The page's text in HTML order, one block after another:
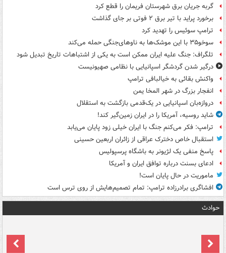
گربه جریان برق شهرستان فریمان را قطع کرد
برخورد پراید با تیر برق ۲ فوتی بر جای گذاشت
ترامپ سوئیس را تهدید کرد
سوخو۳۵ با این موشک‌ها به ناوهای‌جنگی حمله می‌کند
تلگراف: جنگ علیه ایران ممکن است به یکی از اشتباهات تاریخ تبدیل شود
درگیر شدن گردشگر اسپانیایی با نظامی صهیونیست
واکنش بقائی به خیالبافی ترامپ
انفجار بزرگ در شهر المخا یمن
دروازه‌بان اسپانیایی در یک‌قدمی بازگشت به استقلال
شاید روسیه، آمریکا را در ایران زمین‌گیر کند!
ترامپ: فکر می‌کنم جنگ با ایران خیلی زود پایان می‌یابد
استقبال خاص دخترک عراقی از زائران اربعین حسینی
پاسخ منفی یک لژیونر به باشگاه پرسپولیس
ادعای بسنت درباره توافق ایران و آمریکا
ماموریت در حال پایان است!
افشاگری برادرزاده ترامپ: تمام تصمیم‌هایش از روی ترس است
حوادث